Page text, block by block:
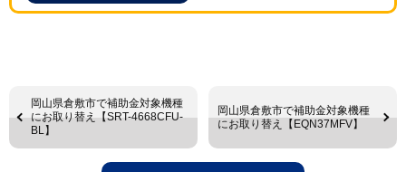
岡山県倉敷市で補助金対象機種
にお取り替え【SRT-4668CFU-
BL】
岡山県倉敷市で補助金対象機種
にお取り替え【EQN37MFV】